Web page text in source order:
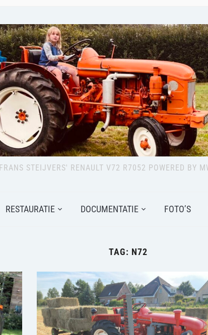
FRANS STEIJVERS' RENAULT V72 R7052 POWERED BY
RESTAURATIE DOCUMENTATIE FOTO’S
TAG: N72